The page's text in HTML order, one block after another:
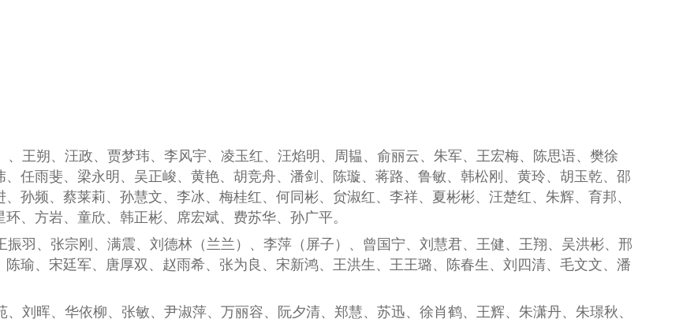
、王朔、汪政、贾梦玮、李风宇、凌玉红、汪焰明、周韫、俞丽云、朱军、王宏梅、陈思语、樊徐
任雨斐、梁永明、吴正峻、黄艳、胡竞舟、潘剑、陈璇、蒋路、鲁敏、韩松刚、黄玲、胡玉乾、邵
孙频、蔡莱莉、孙慧文、李冰、梅桂红、何同彬、贠淑红、李祥、夏彬彬、汪楚红、朱辉、育邦、
、方岩、童欣、韩正彬、席宏斌、费苏华、孙广平。
振羽 、张宗刚 、满震、刘德林（兰兰）、李萍（屏子） 、曾 国宁、刘 慧君、王健、王翔、吴洪彬、邢
陈瑜、宋廷军、唐厚双 、赵雨希、张为良 、宋新鸿、王洪生 、王王璐、陈春生 、刘 四清、毛文文、潘
刘晖、华依柳、张敏、尹淑萍、万丽容、阮夕清、郑慧、苏迅、徐肖鹤、王辉、朱潇丹、朱璟秋、